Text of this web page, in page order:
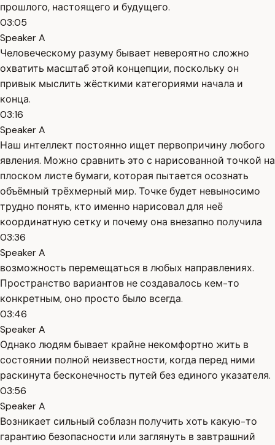
прошлого, настоящего и будущего.
03:05
Speaker A
Человеческому разуму бывает невероятно сложно
охватить масштаб этой концепции, поскольку он
привык мыслить жёсткими категориями начала и
конца.
03:16
Speaker A
Наш интеллект постоянно ищет первопричину любого
явления. Можно сравнить это с нарисованной точкой на
плоском листе бумаги, которая пытается осознать
объёмный трёхмерный мир. Точке будет невыносимо
трудно понять, кто именно нарисовал для неё
координатную сетку и почему она внезапно получила
03:36
Speaker A
возможность перемещаться в любых направлениях.
Пространство вариантов не создавалось кем-то
конкретным, оно просто было всегда.
03:46
Speaker A
Однако людям бывает крайне некомфортно жить в
состоянии полной неизвестности, когда перед ними
раскинута бесконечность путей без единого указателя.
03:56
Speaker A
Возникает сильный соблазн получить хоть какую-то
гарантию безопасности или заглянуть в завтрашний